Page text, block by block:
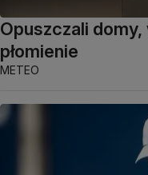
Opuszczali
płomienie
METEO